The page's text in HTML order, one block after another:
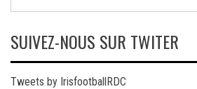
SUIVEZ-NOUS SUR TWITER
Tweets by IrisfootballRDC